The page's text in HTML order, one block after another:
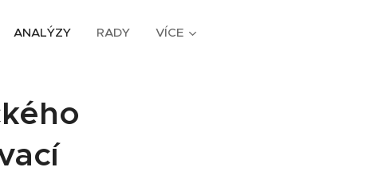
ANALÝZY RADY VÍCE